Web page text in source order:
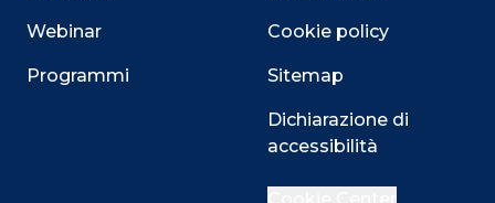
Webinar
Programmi
Cookie policy
Sitemap
Dichiarazione di
accessibilità